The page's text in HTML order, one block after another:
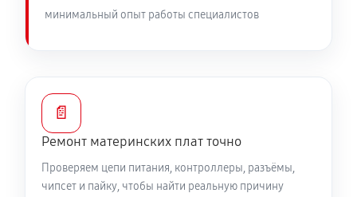
минимальный опыт работы специалистов
📄
Ремонт материнских плат точно
Проверяем цепи питания, контроллеры, разъёмы,
чипсет и пайку, чтобы найти реальную причину